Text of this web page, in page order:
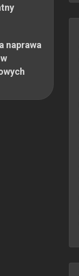
naprawa